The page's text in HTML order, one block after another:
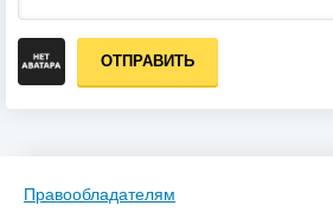
ОТПРАВИТЬ
Правообладателям